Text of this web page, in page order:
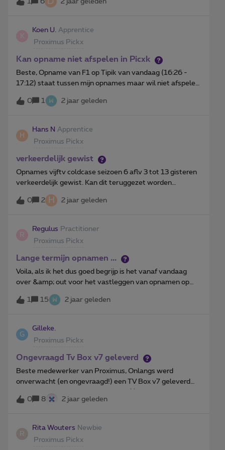
van diensten.Wij werken fulltime en in buitenland en
tussen ons en met de kinderen. Doordat langetermijn
opnames niet meer kunnen valt deze mogelijkheid voor
volledig naar streamingdiensten te gaan versnellen. En
gezien de cijfers zijn we niet de enigen.Indien momenteel
veel mensen moeten veranderen van decoder zou dit
toch bij Proximus extra druk moeten zetten.Dus, komt er
of niet een korte termijn oplossing hiervoor? Of is er
K
Koen U. Apprentice
Proximus Pickx
Kan opname niet afspelen in Picxk
Beste, Opname van F1 op Tipik van vandaag (16:26 -
17:12) staat tussen mijn opnames maar wil niet afspelen
0
1 2 jaar geleden
H
Hans N Apprentice
Proximus Pickx
verkeerdelijk gewist
Opnames vijftv coldcase seizoen 6 aflv 3 tot 13 gisteren
verkeerdelijk gewist. Kan dit teruggezet worden
? Bedankt Mvg Hans
0
2 H 2 jaar geleden
R
Regulus Practitioner
Proximus Pickx
Lange termijn opnamen ...
Voila, als ik het dus goed begrijp is het vanaf vandaag
over &amp; out voor het vastleggen van opnamen op
…? Was het te moeilijk om dat even van te voren ergens
van de TV/Decoder vanmorgen?
1 15 2 jaar geleden
G
Gilleke.
Proximus Pickx
Ongevraagd Tv Box v7 geleverd
Beste medewerker van Proximus, Onlangs werd
onverwacht (en ongevraagd!) een TV Box v7 geleverd
om de aanstaande levering te melden met een
materiaal. Hierin wordt gevraagd om een TV Box met ref.
16030124 terug te sturen. We hebben echter geen TV
0 8 2 jaar geleden
R
Rita Wouters Newbie
Proximus Pickx